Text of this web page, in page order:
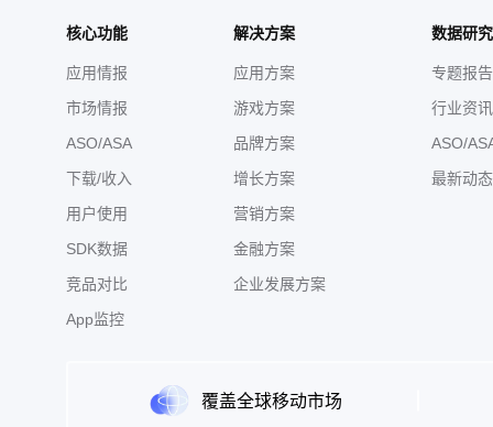
核心功能
应用情报
市场情报
ASO/ASA
下载/收入
用户使用
SDK数据
竞品对比
App监控
解决方案
应用方案
游戏方案
品牌方案
增长方案
营销方案
金融方案
企业发展方案
数据研
专题报告
行业资讯
ASO/
最新动态
覆盖全球移动市场